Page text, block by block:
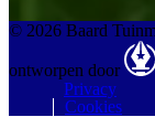
© 2026 Baard
ontworpen door
Privacy
Cookies